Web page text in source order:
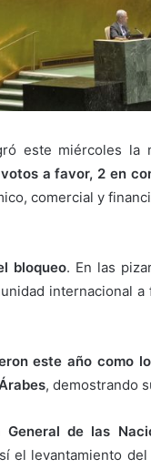
este miércoles la
a favor, 2 en
comercial y
bloqueo. En las
internacional
este año como
, demostrando
General de las
el levantamiento